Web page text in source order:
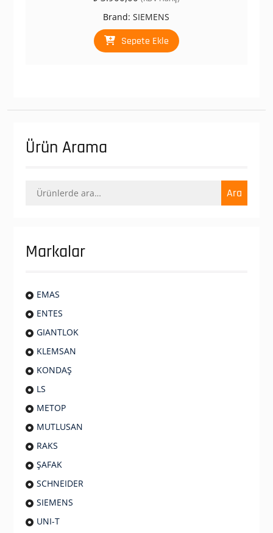
Brand:SIEMENS
Sepete Ekle
Ürün Arama
Ara: Ara
Markalar
EMAS
ENTES
GIANTLOK
KLEMSAN
KONDAŞ
LS
METOP
MUTLUSAN
RAKS
ŞAFAK
SCHNEIDER
SIEMENS
UNI-T